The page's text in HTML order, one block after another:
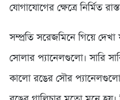
যোগাযোগের ক্ষেত্রে নির্মিত
সম্প্রতি সরেজমিনে গিয়ে
সোলার প্যানেলগুলো। সারি
কালো রঙের সৌর